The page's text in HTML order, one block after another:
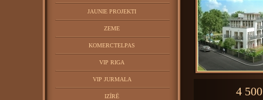
JAUNIE PROJEKTI
ZEME
KOMERCTELPAS
VIP RIGA
VIP JURMALA
IZĪRĒ 4